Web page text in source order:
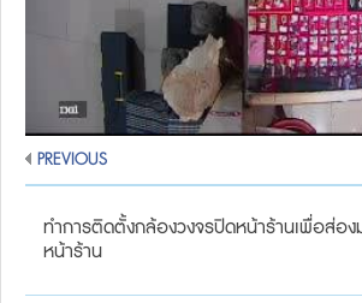
PREVIOUS
ทำการติดตั้งกล้องวงจรปิดหน้าร้านเพื่อส่อง
หน้าร้าน